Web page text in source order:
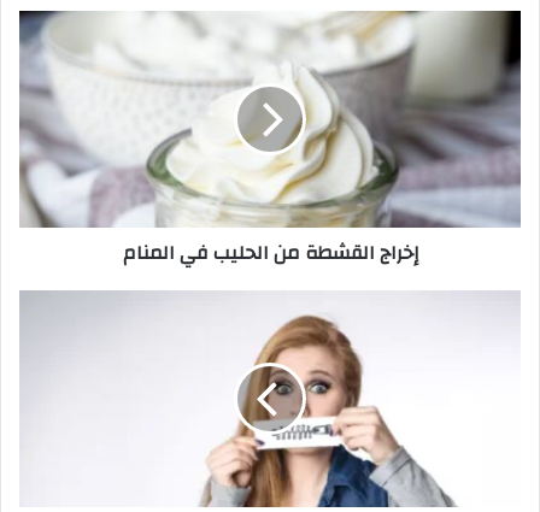
إخراج القشطة من الحليب في المنام